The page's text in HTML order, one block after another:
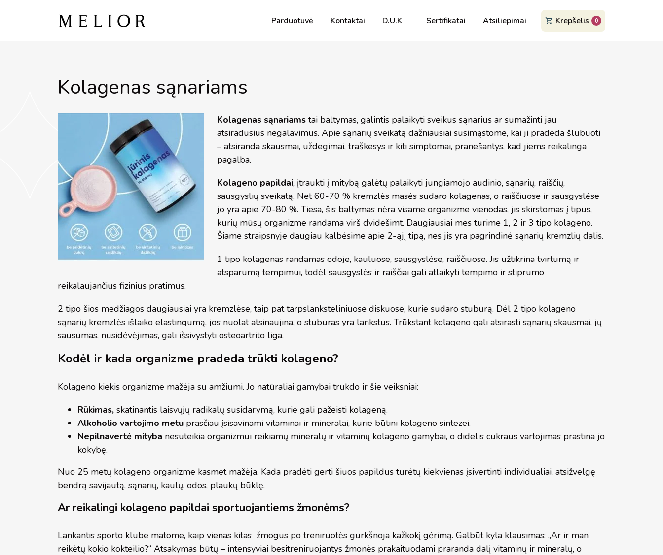
Parduotuvė Kontaktai D.U.K Sertifikatai Atsiliepimai Krepšelis 0
Kolagenas sąnariams
Kolagenas sąnariams tai baltymas, galintis palaikyti sveikus sąnarius ar sumažinti jau
atsiradusius negalavimus. Apie sąnarių sveikatą dažniausiai susimąstome, kai ji pradeda šlubuoti
– atsiranda skausmai, uždegimai, traškesys ir kiti simptomai, pranešantys, kad jiems reikalinga
pagalba.
Kolageno papildai, įtraukti į mitybą galėtų palaikyti jungiamojo audinio, sąnarių, raiščių,
sausgyslių sveikatą. Net 60-70 % kremzlės masės sudaro kolagenas, o raiščiuose ir sausgyslėse
jo yra apie 70-80 %. Tiesa, šis baltymas nėra visame organizme vienodas, jis skirstomas į tipus,
kurių mūsų organizme randama virš dvidešimt. Daugiausiai mes turime 1, 2 ir 3 tipo kolageno.
Šiame straipsnyje daugiau kalbėsime apie 2-ąjį tipą, nes jis yra pagrindinė sąnarių kremzlių dalis.
1 tipo kolagenas randamas odoje, kauluose, sausgyslėse, raiščiuose. Jis užtikrina tvirtumą ir
atsparumą tempimui, todėl sausgyslės ir raiščiai gali atlaikyti tempimo ir stiprumo
reikalaujančius fizinius pratimus.
2 tipo šios medžiagos daugiausiai yra kremzlėse, taip pat tarpslanksteliniuose diskuose, kurie sudaro stuburą. Dėl 2 tipo kolageno
sąnarių kremzlės išlaiko elastingumą, jos nuolat atsinaujina, o stuburas yra lankstus. Trūkstant kolageno gali atsirasti sąnarių skausmai, jų
sausumas, nusidėvėjimas, gali išsivystyti osteoartrito liga.
Kodėl ir kada organizme pradeda trūkti kolageno?
Kolageno kiekis organizme mažėja su amžiumi. Jo natūraliai gamybai trukdo ir šie veiksniai:
Rūkimas, skatinantis laisvųjų radikalų susidarymą, kurie gali pažeisti kolageną.
Alkoholio vartojimo metu prasčiau įsisavinami vitaminai ir mineralai, kurie būtini kolageno sintezei.
Nepilnavertė mityba nesuteikia organizmui reikiamų mineralų ir vitaminų kolageno gamybai, o didelis cukraus vartojimas prastina jo
kokybę.
Nuo 25 metų kolageno organizme kasmet mažėja. Kada pradėti gerti šiuos papildus turėtų kiekvienas įsivertinti individualiai, atsižvelgę
bendrą savijautą, sąnarių, kaulų, odos, plaukų būklę.
Ar reikalingi kolageno papildai sportuojantiems žmonėms?
Lankantis sporto klube matome, kaip vienas kitas žmogus po treniruotės gurkšnoja kažkokį gėrimą. Galbūt kyla klausimas: „Ar ir man
reikėtų kokio kokteilio?“ Atsakymas būtų – intensyviai besitreniruojantys žmonės prakaituodami praranda dalį vitaminų ir mineralų, o